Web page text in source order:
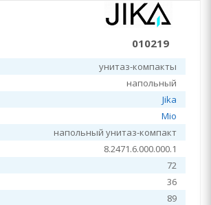
010219
унитаз-компакты
напольный
Jika
Mio
напольный унитаз-компакт
8.2471.6.000.000.1
72
36
89